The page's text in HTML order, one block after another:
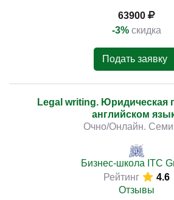
63900
-3% скидка
Подать заявку
Legal writing. Юридическая
английском
Очно/Онлайн.
Бизнес-школа ITC
Рейтинг
4.6
Отзывы